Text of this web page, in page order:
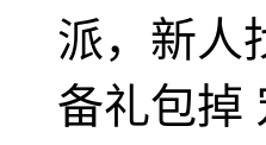
派，新人
备礼包掉